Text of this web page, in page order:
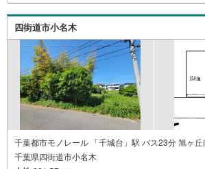
というお問い合わせも大歓迎です。
くださいませ
四街道市小名木
千葉都市モノレール 「千城台」駅 バス23分 旭ヶ
千葉県四街道市小名木